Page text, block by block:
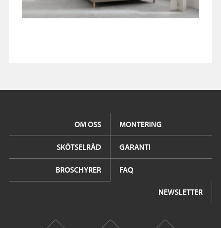
OM OSS MONTERING
SKÖTSELRÅD GARANTI
BROSCHYRER FAQ
NEWSLETTER